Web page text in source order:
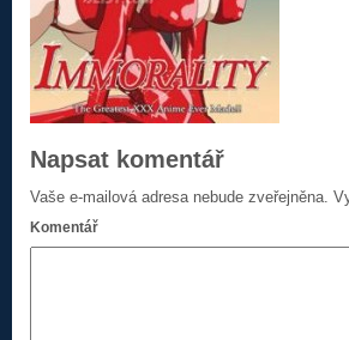
Napsat komentář
Vaše e-mailová adresa nebude zveřejněna.
Komentář